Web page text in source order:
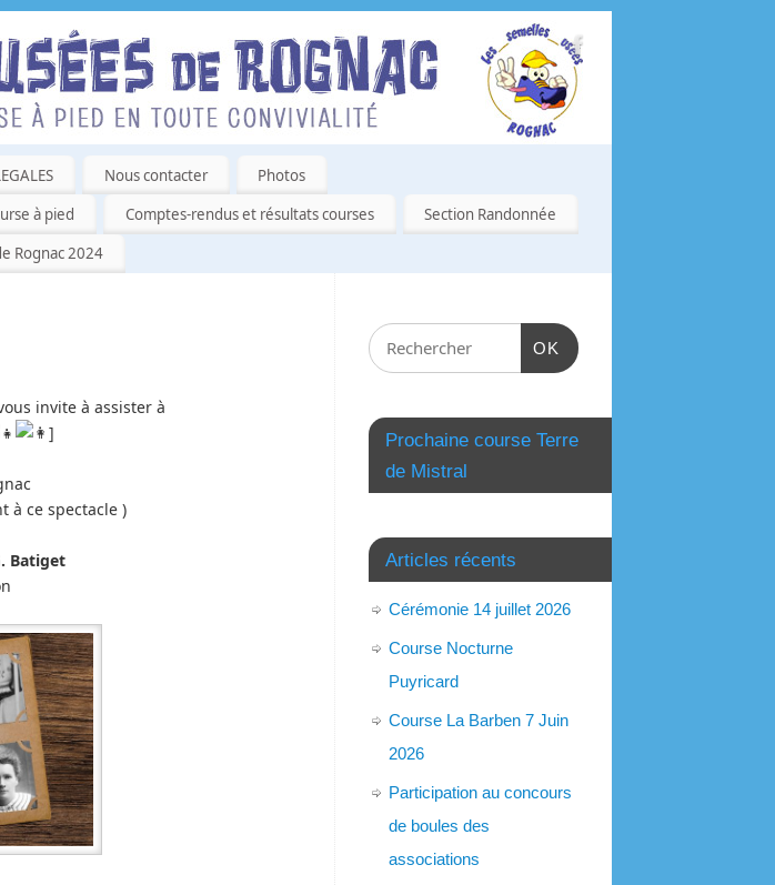
Nous contacter
Photos
à pied Comptes-rendus et résultats courses
Section Randonnée
Rognac 2024
invite à assister à
]
à ce spectacle )
Batiget
OK
Prochaine course Terre
de Mistral
Articles récents
Cérémonie 14 juillet 2026
Course Nocturne
Puyricard
Course La Barben 7 Juin
2026
Participation au concours
de boules des
associations